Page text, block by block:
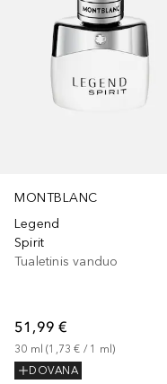
MONTBLANC
Legend
Spirit
Tualetinis vanduo
51,99 €
30 ml (1,73 € / 1 ml)
DOVANA